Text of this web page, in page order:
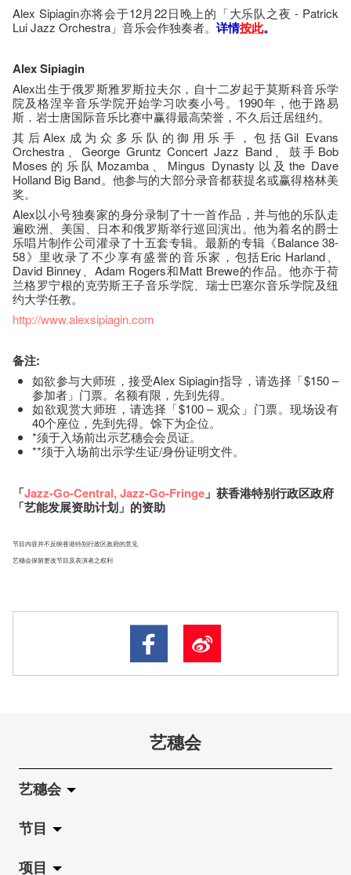
Alex Sipiagin亦将会于12月22日晚上的「大乐队之夜 - Patrick
Lui Jazz Orchestra」音乐会作独奏者。 详情按此。
Alex Sipiagin
Alex出生于俄罗斯雅罗斯拉夫尔，自十二岁起于莫斯科音乐学
院及格涅辛音乐学院开始学习吹奏小号。1990年，他于路易
斯．岩士唐国际音乐比赛中赢得最高荣誉，不久后迁居纽约。
其后Alex成为众多乐队的御用乐手，包括Gil Evans
Orchestra、George Gruntz Concert Jazz Band、鼓手Bob
Moses的乐队Mozamba、Mingus Dynasty以及the Dave
Holland Big Band。他参与的大部分录音都获提名或赢得格林美
奖。
Alex以小号独奏家的身分录制了十一首作品，并与他的乐队走
遍欧洲、美国、日本和俄罗斯举行巡回演出。他为着名的爵士
乐唱片制作公司灌录了十五套专辑。最新的专辑《Balance 38-
58》里收录了不少享有盛誉的音乐家，包括Eric Harland、
David Binney、Adam Rogers和Matt Brewe的作品。他亦于荷
兰格罗宁根的克劳斯王子音乐学院、瑞士巴塞尔音乐学院及纽
约大学任教。
http://www.alexsipiagin.com
备注:
如欲参与大师班，接受Alex Sipiagin指导，请选择「$150 –
参加者」门票。名额有限，先到先得。
如欲观赏大师班，请选择「$100 – 观众」门票。现场设有
40个座​位​，先到先得。馀下为企位。
*须于入场前出示艺穗会会员证。
**须于入场前出示学生证/身份证明文件。
「Jazz-Go-Central,Jazz-Go-Fringe」获香港特别行政区政府
「艺能发展资助计划」的资助
节目内容并不反映香港特别行政区政府的意见
艺穗会保留更改节目及表演者之权利
艺穗会
艺穗会
关于艺穗会
艺穗会的演化
节目
拉阔
项目